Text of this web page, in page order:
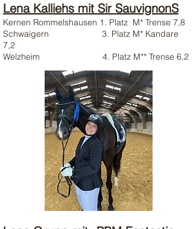
Lena Kalliehs mit Sir SauvignonS
Kernen Rommelshausen 1. Platz M* Trense 7,8
Schwaigern 3. Platz M* Kandare
7,2
Welzheim 4. Platz M** Trense 6,2